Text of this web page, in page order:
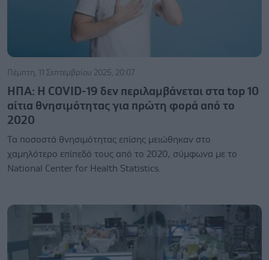
Πέμπτη, 11 Σεπτεμβρίου 2025, 20:07
ΗΠΑ: Η COVID-19 δεν περιλαμβάνεται στα top 10
αίτια θνησιμότητας για πρώτη φορά από το
2020
Τα ποσοστά θνησιμότητας επίσης μειώθηκαν στο
χαμηλότερο επίπεδό τους από το 2020, σύμφωνα με το
National Center for Health Statistics.